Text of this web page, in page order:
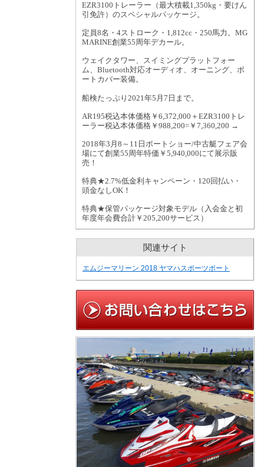
EZR3100トレーラー（最大積載1,350kg・要けん
引免許）のスペシャルパッケージ。
定員8名・4ストローク・1,812cc・250馬力。MG
MARINE創業55周年デカール。
ウェイクタワー、スイミングプラットフォー
ム、Bluetooth対応オーディオ、オーニング、ボ
ートカバー装備。
船検たっぷり2021年5月7日まで。
AR195税込本体価格￥6,372,000＋EZR3100トレ
ーラー税込本体価格￥988,200=￥7,360,200 →
2018年3月8～11日ボートショー/中古艇フェア会
場にて創業55周年特価￥5,940,000にて展示販
売！
特典★2.7%低金利キャンペーン・120回払い・
頭金なしOK！
特典★保管パッケージ対象モデル（入会金と初
年度年会費合計￥205,200サービス）
関連サイト
エムジーマリーン 2018 ヤマハスポーツボート